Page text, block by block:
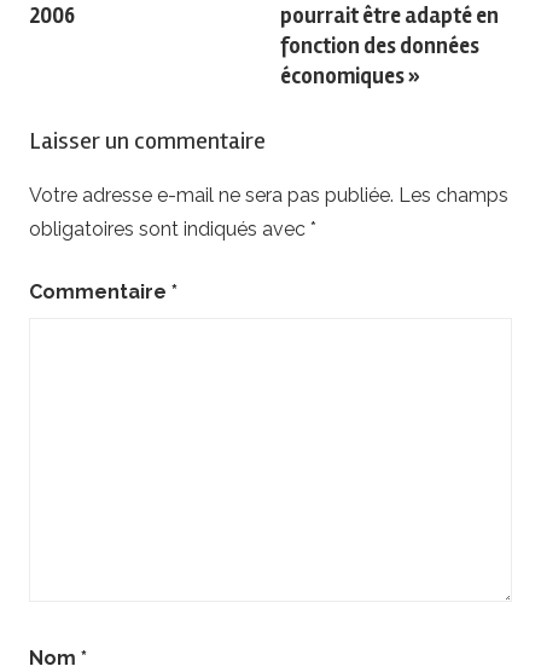
2006
pourrait être adapté en
fonction des données
économiques »
Laisser un commentaire
Votre adresse e-mail ne sera pas publiée. Les champs
obligatoires sont indiqués avec *
Commentaire *
Nom *